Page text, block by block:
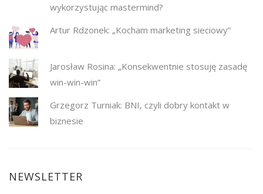
wykorzystując mastermind?
Artur Rdzonek: „Kocham marketing sieciowy”
Jarosław Rosina: „Konsekwentnie stosuję zasadę
win-win-win”
Grzegorz Turniak: BNI, czyli dobry kontakt w
biznesie
NEWSLETTER